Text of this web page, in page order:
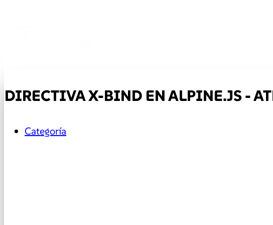
DIRECTIVA X-BIND EN ALPINE.JS -
Categoría